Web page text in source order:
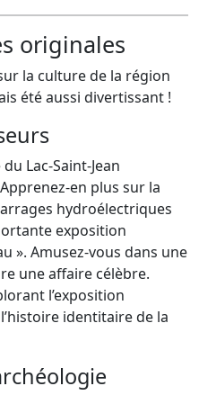
originales
la culture de la région
été aussi divertissant !
Lac-Saint-Jean
en plus sur la
hydroélectriques
exposition
». Amusez-vous dans une
une affaire célèbre.
l’exposition
identitaire de la